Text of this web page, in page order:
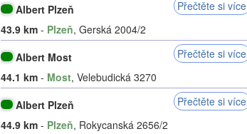
Albert Plzeň
Přečtěte si více
43.9 km - Plzeň, Gerská 2004/2
Albert Most
Přečtěte si více
44.1 km - Most, Velebudická 3270
Albert Plzeň
Přečtěte si více
44.9 km - Plzeň, Rokycanská 2656/2